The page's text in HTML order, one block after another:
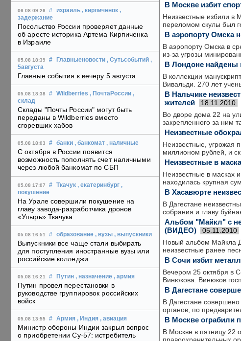
06.08 09:26 # израиль , кирпиченок ,
задержание
Посольство России проверяет данные
об аресте историка Артема Кирпиченка
в Израиле
05.08 18:39 # Главныеновости , Сутьсобытий ,
5августа
Главные события к вечеру 5 августа
05.08 18:38 # Wildberries , ПочтаРоссии ,
склад
Склады "Почты России" могут быть
переданы в Wildberries вместо
сгоревших хабов
05.08 18:03 # банки , банкомат , наличные
С октября в России появится
возможность пополнять счет наличными
через любой банкомат по СБП
05.08 17:07 # Ткачук , екатеринбург ,
покушение
На Урале совершили покушение на
главу завода-разработчика дронов
«Упырь» Ткачука
05.08 16:51 # образование , вузы , выпускники
Выпускники все чаще стали выбирать
для поступления иностранные вузы или
российские колледжи
05.08 16:21 # Путин , назначение , армия
Путин провел перестановки в
руководстве группировок российских
войск
05.08 13:55 # Армия , Индия , авиация
Министр обороны Индии закрыл вопрос
о приобретении Су-57: истребитель
В Москве избит
Неизвестные избили в
переломом скулы был
В аэропорту Омска
В аэропорту Омска в
из-за угрозы
В Лондоне найдены
В коллекции
Вивальди. 270 лет
В Нальчике
жителей
18.11.2010
Во дворе дома 22 на
закрепленного за ним
Неизвестные
Неизвестные, угрожая
миллионом рублей, и
Неизвестные в
Неизвестные в масках
находилась крупная
В Хасавюрте
В Дагестане
собрания и главу
Альбом "Майкл" с
(ВИДЕО)
05.11.2010
Новый альбом Майкла
неизвестные ранее
В Сочи избит
Вечером 25 октября в
Винюкова. Винюков
В Дагестане
В Дагестане
органов, по
В Москве ограбили
В Москве в пятницу 22